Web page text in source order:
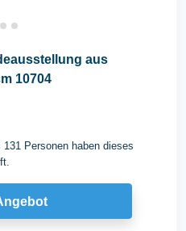
aus
10704
131 Personen haben dieses